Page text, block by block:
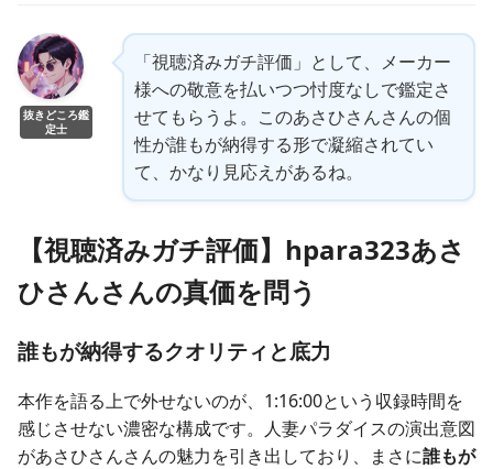
抜きどころ鑑
定士
「視聴済みガチ評価」として、メーカー
様への敬意を払いつつ忖度なしで鑑定さ
せてもらうよ。このあさひさんさんの個
性が誰もが納得する形で凝縮されてい
て、かなり見応えがあるね。
【視聴済みガチ評価】hpara323あさ
ひさんさんの真価を問う
誰もが納得するクオリティと底力
本作を語る上で外せないのが、1:16:00という収録時間を
感じさせない濃密な構成です。人妻パラダイスの演出意図
があさひさんさんの魅力を引き出しており、まさに誰もが